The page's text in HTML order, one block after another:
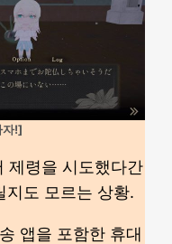
자!]
제령을 시도했다간
지도 모르는 상황.
앱을 포함한 휴대